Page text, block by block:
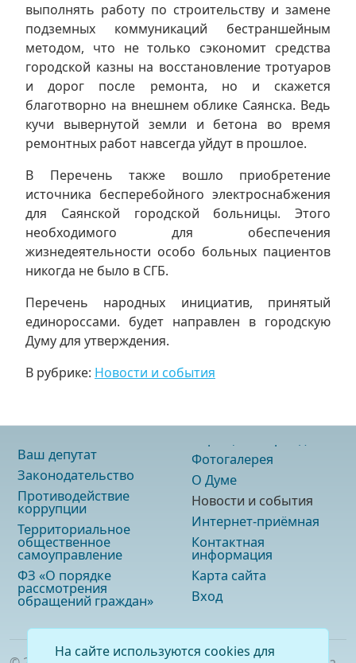
выполнять работу по строительству и замене
подземных коммуникаций бестраншейным
методом, что не только сэкономит средства
городской казны на восстановление тротуаров
и дорог после ремонта, но и скажется
благотворно на внешнем облике Саянска. Ведь
кучи вывернутой земли и бетона во время
ремонтных работ навсегда уйдут в прошлое.
В Перечень также вошло приобретение
источника бесперебойного электроснабжения
для Саянской городской больницы. Этого
необходимого для обеспечения
жизнедеятельности особо больных пациентов
никогда не было в СГБ.
Перечень народных инициатив, принятый
единороссами. будет направлен в городскую
Думу для утверждения.
В рубрике: Новости и события
Ваш депутат
Законодательство
Противодействие
коррупции
Территориальное
общественное
самоуправление
ФЗ «О порядке
рассмотрения
обращений граждан»
Фотогалерея
О Думе
Новости и события
Интернет-приёмная
Контактная
информация
Карта сайта
Вход
На сайте используются cookies для